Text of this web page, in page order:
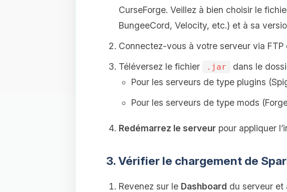
CurseForge. Veillez à bien choisir le
BungeeCord, Velocity, etc.) et à sa
Connectez-vous à votre serveur via FTP
Téléversez le fichier
.jar
dans le
Pour les serveurs de type plugins
Pour les serveurs de type mods
Redémarrez le serveurpour appliquer
3. Vérifier le chargement de
Revenez sur le Dashboard du serveur et